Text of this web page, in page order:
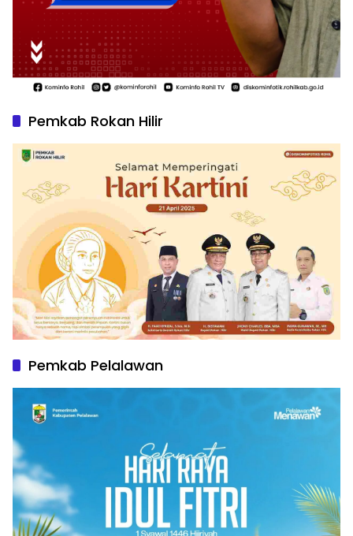
Pemkab Rokan Hilir
Pemkab Pelalawan